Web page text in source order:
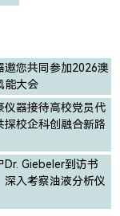
邀您共同参加2026澳
能大会
仪器接待高校党员代
探校企科创融合新路
Dr. Giebeler到访书
深入考察油液分析仪